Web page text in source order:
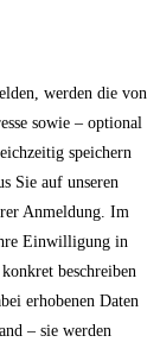
werden die von
sowie – optional
speichern
Sie auf unseren
Anmeldung. Im
Einwilligung in
beschreiben
erhobenen Daten
– sie werden